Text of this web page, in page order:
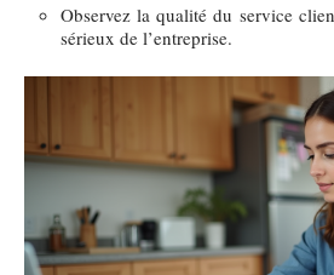
Observez la qualité du service
sérieux de l’entreprise.